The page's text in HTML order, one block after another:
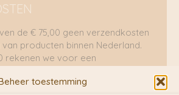
toestemming
de € 75,00 geen verzendkosten
producten binnen Nederland.
rekenen we voor een